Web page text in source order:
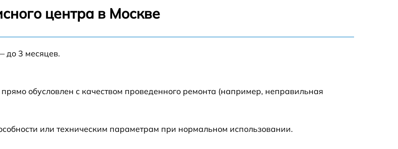
от 40 мин
центра в Москве
до 3 месяцев.
обусловлен с качеством проведенного ремонта (например, неправильная
или техническим параметрам при нормальном использовании.